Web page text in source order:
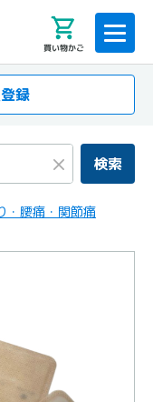
買い物かご
録
× 検索
・腰痛・関節痛